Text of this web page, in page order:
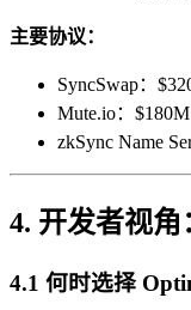
主要协议：
SyncSwap：
Mute.io：
zkSync Name
4. 开发者视
4.1 何时选择